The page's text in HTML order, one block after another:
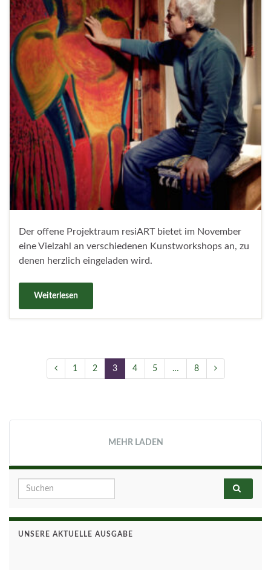
Der offene Projektraum resiART bietet im November
eine Vielzahl an verschiedenen Kunstworkshops an, zu
denen herzlich eingeladen wird.
Weiterlesen
1 2 3 4 5 … 8
MEHR LADEN
Search for:
UNSERE AKTUELLE AUSGABE